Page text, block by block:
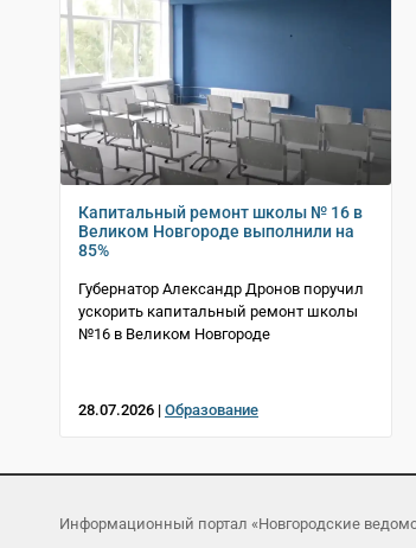
Капитальный ремонт школы № 16 в
Великом Новгороде выполнили на
85%
Губернатор Александр Дронов поручил
ускорить капитальный ремонт школы
№16 в Великом Новгороде
28.07.2026 | Образование
Информационный портал «Новгородские